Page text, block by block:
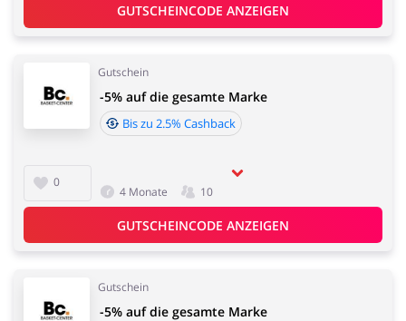
GUTSCHEINCODE ANZEIGEN
Gutschein
0
-5% auf die gesamte Marke
Bis zu 2.5% Cashback
4 Monate 10
GUTSCHEINCODE ANZEIGEN
Gutschein
-5% auf die gesamte Marke